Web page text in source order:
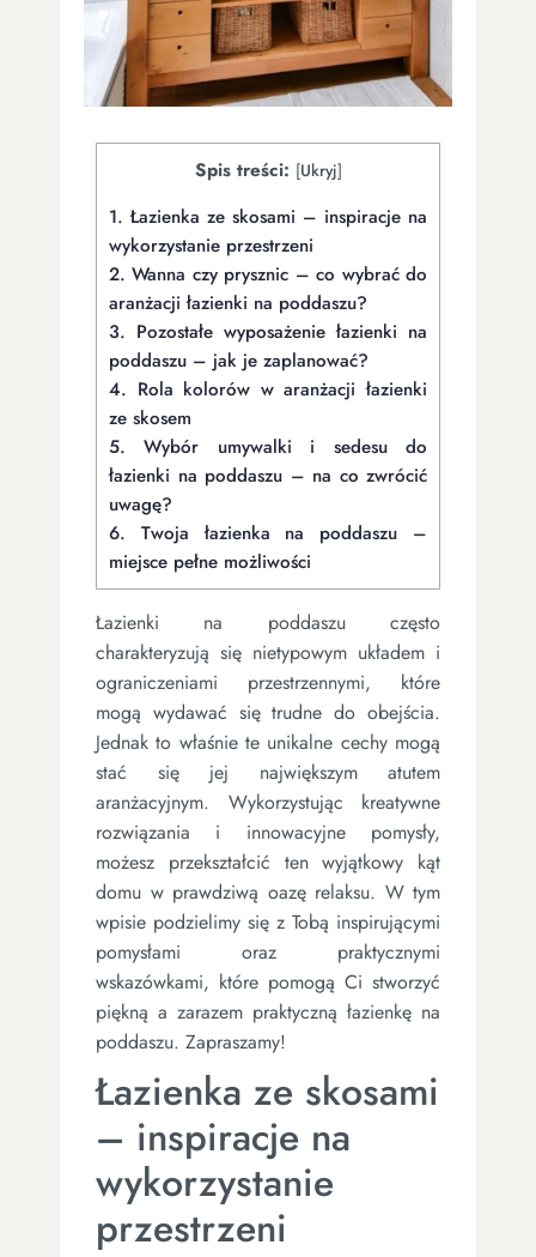
Spis treści: [Ukryj]
1. Łazienka ze skosami – inspiracje na
wykorzystanie przestrzeni
2. Wanna czy prysznic – co wybrać do
aranżacji łazienki na poddaszu?
3. Pozostałe wyposażenie łazienki na
poddaszu – jak je zaplanować?
4. Rola kolorów w aranżacji łazienki
ze skosem
5. Wybór umywalki i sedesu do
łazienki na poddaszu – na co zwrócić
uwagę?
6. Twoja łazienka na poddaszu –
miejsce pełne możliwości
Łazienki na poddaszu często
charakteryzują się nietypowym układem i
ograniczeniami przestrzennymi, które
mogą wydawać się trudne do obejścia.
Jednak to właśnie te unikalne cechy mogą
stać się jej największym atutem
aranżacyjnym. Wykorzystując kreatywne
rozwiązania i innowacyjne pomysły,
możesz przekształcić ten wyjątkowy kąt
domu w prawdziwą oazę relaksu. W tym
wpisie podzielimy się z Tobą inspirującymi
pomysłami oraz praktycznymi
wskazówkami, które pomogą Ci stworzyć
piękną a zarazem praktyczną łazienkę na
poddaszu. Zapraszamy!
Łazienka ze skosami
– inspiracje na
wykorzystanie
przestrzeni